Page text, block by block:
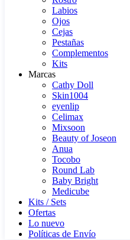
Labios
Ojos
Cejas
Pestañas
Complementos
Kits
Marcas
Cathy Doll
Skin1004
eyenlip
Celimax
Mixsoon
Beauty of Joseon
Anua
Tocobo
Round Lab
Baby Bright
Medicube
Kits / Sets
Ofertas
Lo nuevo
Políticas de Envío